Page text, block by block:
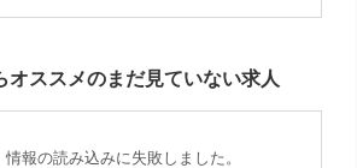
オススメのまだ見ていない求人
情報の読み込みに失敗しました。